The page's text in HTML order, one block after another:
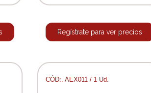
Regístrate para ver precios
CÓD:. AEX011 / 1 Ud.